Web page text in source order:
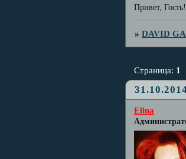
Привет, Гость!
»DAVID
Страница: 1
Elina